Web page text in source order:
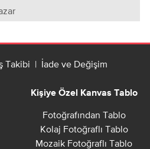
Takibi | İade ve Değişim
Kişiye Özel Kanvas Tablo
Fotoğrafından Tablo
Kolaj Fotoğraflı Tablo
Mozaik Fotoğraflı Tablo